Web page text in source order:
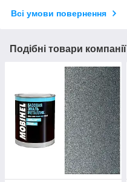
Всі умови повернення
Подібні товари компанії